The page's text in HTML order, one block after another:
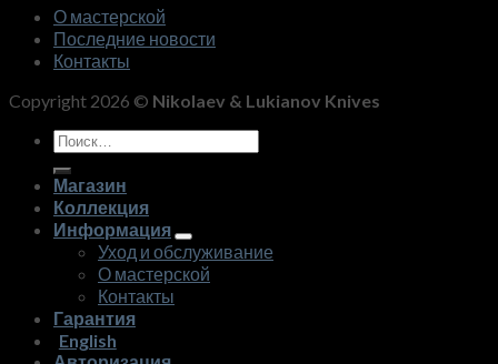
О мастерской
Последние новости
Контакты
Copyright 2026 © Nikolaev & Lukianov Knives
Искать:
Магазин
Коллекция
Информация
Уход и обслуживание
О мастерской
Контакты
Гарантия
English